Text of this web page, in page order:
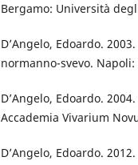
Bergamo: Università
D’Angelo, Edoardo.
normanno-svevo.
D’Angelo, Edoardo.
Accademia Vivarium
D’Angelo, Edoardo.